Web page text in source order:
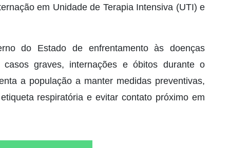
em Unidade de Terapia Intensiva (UTI) e
do Estado de enfrentamento às doenças
graves, internações e óbitos durante o
a população a manter medidas preventivas,
respiratória e evitar contato próximo em